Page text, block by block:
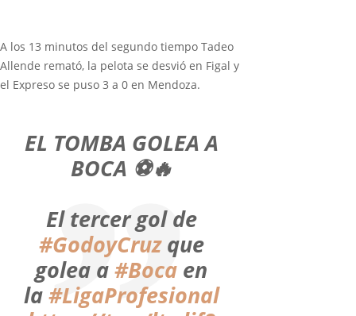
A los 13 minutos del segundo tiempo Tadeo
Allende remató, la pelota se desvió en Figal y
el Expreso se puso 3 a 0 en Mendoza.
EL TOMBA GOLEA A
BOCA ⚽️🔥
El tercer gol de
#GodoyCruzque
golea a#Boca en
la#LigaProfesional